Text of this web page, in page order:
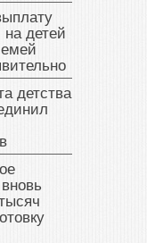
на детей
детства